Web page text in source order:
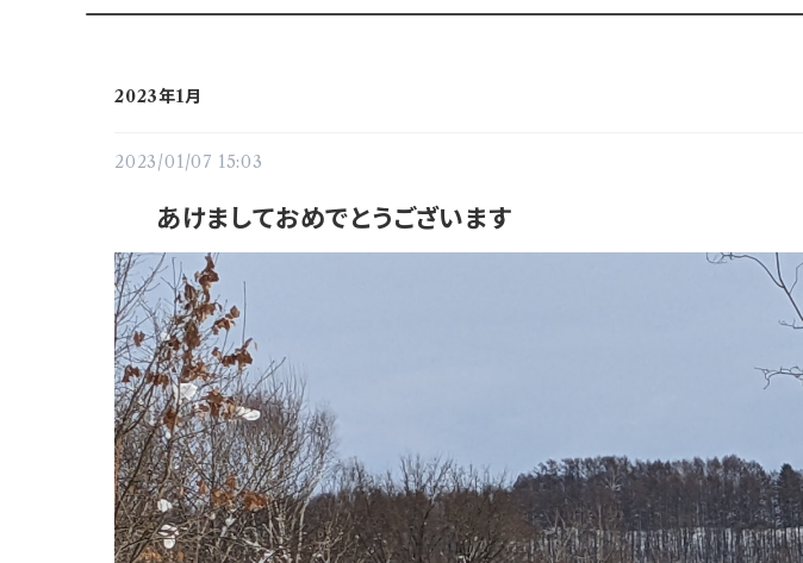
2023年1月
2023/01/07 15:03
あけましておめでとうございます